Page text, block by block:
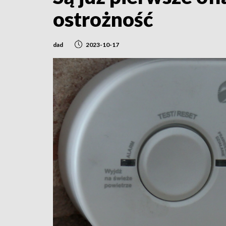
ostrożność
dad 2023-10-17